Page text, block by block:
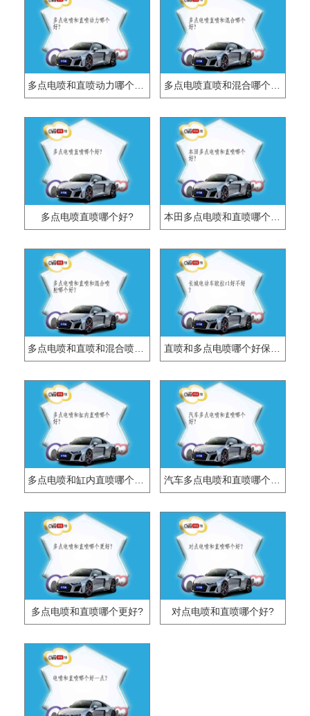
多点电喷直喷哪个好?
多点电喷和直喷哪个更好? 对点电喷和直喷哪个好?